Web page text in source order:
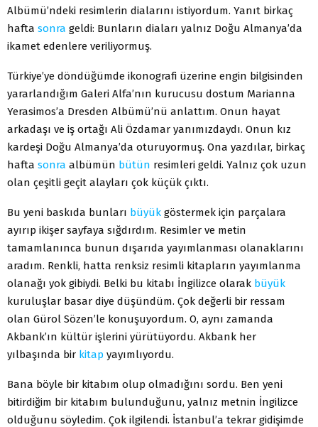
Albümü’ndeki resimlerin dialarını istiyordum. Yanıt birkaç
hafta sonra geldi: Bunların diaları yalnız Doğu Almanya’da
ikamet edenlere veriliyormuş.
Türkiye’ye döndüğümde ikonografi üzerine engin bilgisinden
yararlandığım Galeri Alfa’nın kurucusu dostum Marianna
Yerasimos’a Dresden Albümü’nü anlattım. Onun hayat
arkadaşı ve iş ortağı Ali Özdamar yanımızdaydı. Onun kız
kardeşi Doğu Almanya’da oturuyormuş. Ona yazdılar, birkaç
hafta sonra albümün bütün resimleri geldi. Yalnız çok uzun
olan çeşitli geçit alayları çok küçük çıktı.
Bu yeni baskıda bunları büyük göstermek için parçalara
ayırıp ikişer sayfaya sığdırdım. Resimler ve metin
tamamlanınca bunun dışarıda yayımlanması olanaklarını
aradım. Renkli, hatta renksiz resimli kitapların yayımlanma
olanağı yok gibiydi. Belki bu kitabı İngilizce olarak büyük
kuruluşlar basar diye düşündüm. Çok değerli bir ressam
olan Gürol Sözen’le konuşuyordum. O, aynı zamanda
Akbank’ın kültür işlerini yürütüyordu. Akbank her
yılbaşında bir kitap yayımlıyordu.
Bana böyle bir kitabım olup olmadığını sordu. Ben yeni
bitirdiğim bir kitabım bulunduğunu, yalnız metnin İngilizce
olduğunu söyledim. Çok ilgilendi. İstanbul’a tekrar gidişimde